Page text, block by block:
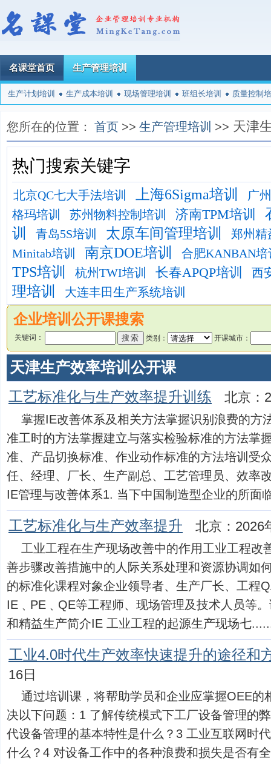
名课堂首页 生产管理培训
生产计划培训 生产成本培训 现场管理培训 班组长培训 质量控制
您所在的位置： 首页 >> 生产管理培训 >> 天津
热门搜索关键字
北京QC七大手法培训 上海6Sigma培训
广
格玛培训
苏州物料控制培训 济南TPM培训
训
青岛5S培训 太原车间管理培训
郑州精
Minitab培训
南京DOE培训 合肥KANBAN培
TPS培训 杭州TWI培训 长春APQP培训 西
理培训 大连丰田生产系统培训
企业培训公开课搜索
关键词： 类别： 开课城市：
天津生产效率培训公开课
工艺标准化与生产效率提升训练 北京：
掌握IE改善体系及相关方法掌握识别浪费的方
准工时的方法掌握建立与落实检验标准的方法掌
准、产品切换标准、作业动作标准的方法培训受
任、经理、厂长、生产副总、工艺管理员、效率
IE管理与改善体系1. 当下中国制造型企业的所面
工艺标准化与生产效率提升 北京：2026
工业工程在生产现场改善中的作用工业工程改
善步骤改善措施中的人际关系处理和资源协调如
的标准化课程对象企业领导者、生产厂长、工程
IE﹑PE﹑QE等工程师、现场管理及技术人员等
和精益生产简介IE 工业工程的起源生产现场七
工业4.0时代生产效率快速提升的途径和
16日
通过培训课，将帮助学员和企业应掌握OEE的
决以下问题：1 了解传统模式下工厂设备管理的
代设备管理的基本特性是什么？3 工业互联网时
什么？4 对设备工作中的各种浪费和损失是否有